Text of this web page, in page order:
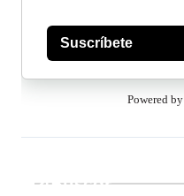
Suscríbete
Powered by
Buscar